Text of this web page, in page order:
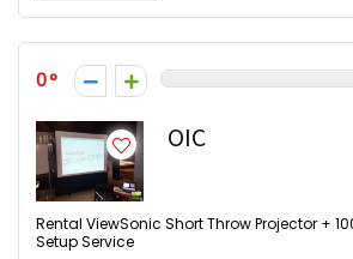
0
OIC
Rental ViewSonic Short Throw Projector +
Setup Service